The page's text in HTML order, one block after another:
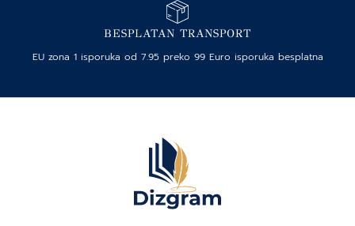
BESPLATAN TRANSPORT
EU zona 1 isporuka od 7.95 preko 99 Euro isporuka besplatna